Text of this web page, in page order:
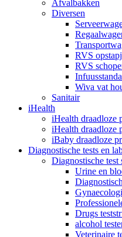
Afvalbakken
Diversen
RVS
RVS
Wiva vat
Sanitair
iHealth
iHealth draadloze
iHealth draadloze
iBaby draadloze
Diagnostische tests en
Diagnostische test
Urine en
Drugs
alcohol
Veterinaire